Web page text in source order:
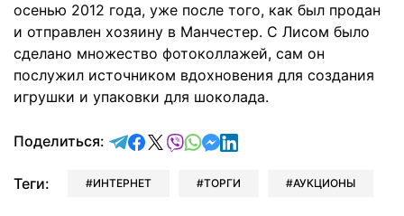
осенью 2012 года, уже после того, как был продан
и отправлен хозяину в Манчестер. С Лисом было
сделано множество фотоколлажей, сам он
послужил источником вдохновения для создания
игрушки и упаковки для шоколада.
Поделиться: отправить в Telegram
поделиться в Facebook
поделиться в X
отправить в Viber
отправить в Whatsapp
отправить в Messenger
отправить в LinkedIn
Теги: ИНТЕРНЕТ ТОРГИ АУКЦИОНЫ